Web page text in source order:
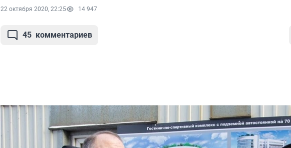
22 октября 2020, 22:25 14 947
45 комментариев